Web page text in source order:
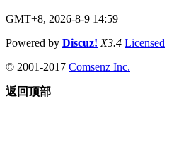
GMT+8, 2026-8-9 14:59
Powered by Discuz! X3.4 Licensed
© 2001-2017 Comsenz Inc.
返回顶部